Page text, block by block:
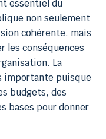
essentiel du
non seulement
cohérente, mais
les conséquences
La
importante puisque
budgets, des
bases pour donner